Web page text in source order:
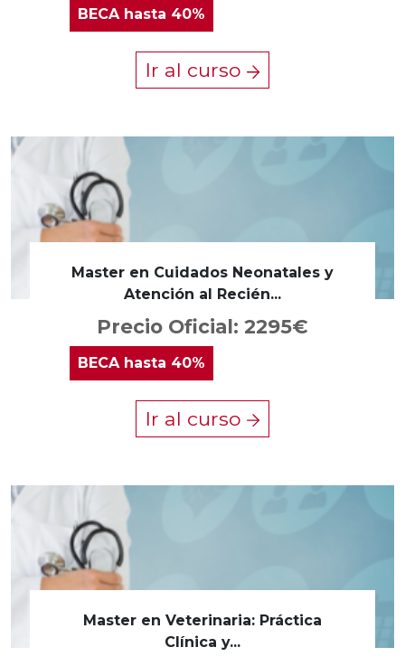
BECAhasta 40%
Ir al curso
Master en Cuidados Neonatales y
Atención al Recién...
Precio Oficial: 2295€
BECA hasta 40%
Ir al curso
Master en Veterinaria: Práctica
Clínica y...